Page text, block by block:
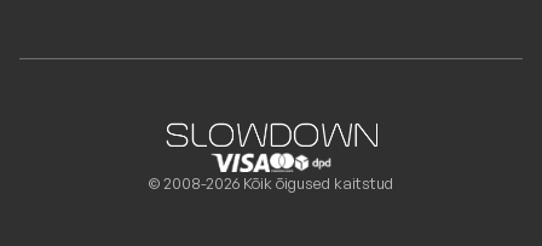
© 2008-2026 Kõik õigused kaitstud